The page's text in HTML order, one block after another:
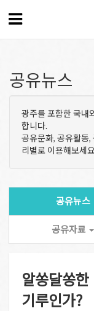
공유뉴스
광주를 포함한 국내
합니다.
공유문화, 공유활동
리별로 이용해보세
공유뉴스
공유자료
알쏭달쏭
기루인가?